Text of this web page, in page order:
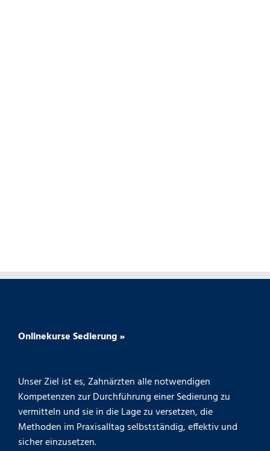
Onlinekurse Sedierung »
Unser Ziel ist es, Zahnärzten alle notwendigen
Kompetenzen zur Durchführung einer Sedierung zu
vermitteln und sie in die Lage zu versetzen, die
Methoden im Praxisalltag selbstständig, effektiv und
sicher einzusetzen.